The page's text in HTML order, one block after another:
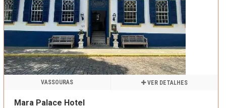
VASSOURAS VER DETALHES
Mara Palace Hotel